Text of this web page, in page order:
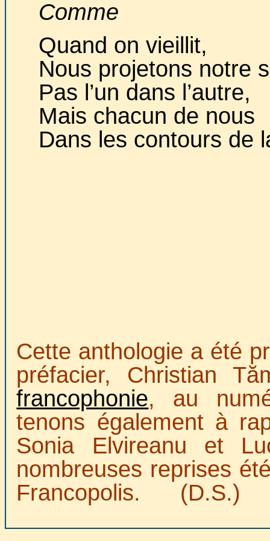
Comme
Quand on vieillit,
Nous projetons notre
Pas l’un dans l’autre,
Mais chacun de nous
Dans les contours de
Cette anthologie a été
préfacier, Christian
francophonie, au
tenons également à
Sonia Elvireanu et
nombreuses reprises
Francopolis.
(D.S.)